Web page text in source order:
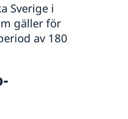
Sverige i
gäller för
av 180